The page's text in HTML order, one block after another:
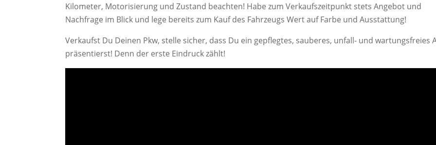
Kilometer, Motorisierung und Zustand beachten! Habe zum Verkaufszeitpunkt stets Angebot und
Nachfrage im Blick und lege bereits zum Kauf des Fahrzeugs Wert auf Farbe und Ausstattung!
Verkaufst Du Deinen Pkw, stelle sicher, dass Du ein gepflegtes, sauberes, unfall- und wartungsfreies
präsentierst! Denn der erste Eindruck zählt!